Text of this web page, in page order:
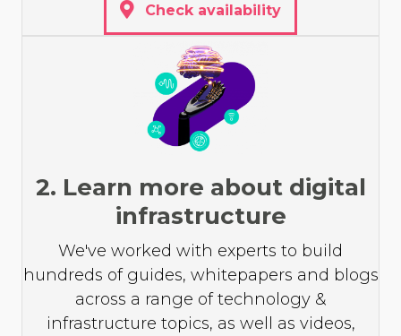
Check availability
2. Learn more about digital
infrastructure
We've worked with experts to build
hundreds of guides, whitepapers and blogs
across a range of technology &
infrastructure topics, as well as videos,